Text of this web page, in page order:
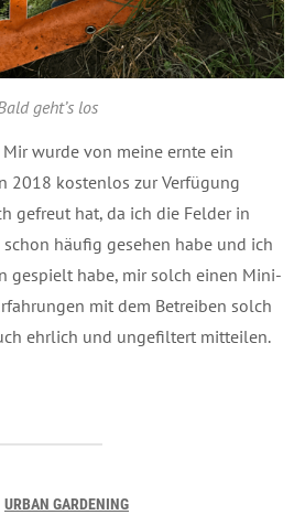
geht’s los
wurde von meine ernte ein
2018 kostenlos zur Verfügung
gefreut hat, da ich die Felder in
häufig gesehen habe und ich
gespielt habe, mir solch einen Mini-
mit dem Betreiben solch
ehrlich und ungefiltert mitteilen.
URBAN GARDENING